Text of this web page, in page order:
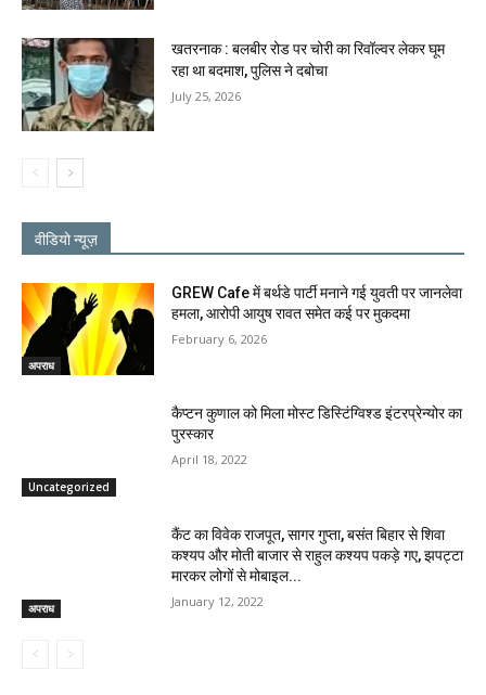
खतरनाक : बलबीर रोड पर चोरी का रिवॉल्वर लेकर घूम
रहा था बदमाश, पुलिस ने दबोचा
July 25, 2026
वीडियो न्यूज़
अपराध
GREW Cafe में बर्थडे पार्टी मनाने गई युवती पर जानलेवा
हमला, आरोपी आयुष रावत समेत कई पर मुकदमा
February 6, 2026
Uncategorized
कैप्टन कुणाल को मिला मोस्ट डिस्टिंग्विश्ड इंटरप्रेन्योर का
पुरस्कार
April 18, 2022
अपराध
कैंट का विवेक राजपूत, सागर गुप्ता, बसंत बिहार से शिवा
कश्यप और मोती बाजार से राहुल कश्यप पकड़े गए, झपट्टा
मारकर लोगों से मोबाइल...
January 12, 2022